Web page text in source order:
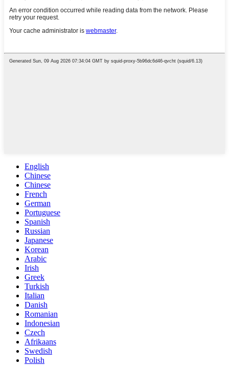
English
Chinese
Chinese
French
German
Portuguese
Spanish
Russian
Japanese
Korean
Arabic
Irish
Greek
Turkish
Italian
Danish
Romanian
Indonesian
Czech
Afrikaans
Swedish
Polish